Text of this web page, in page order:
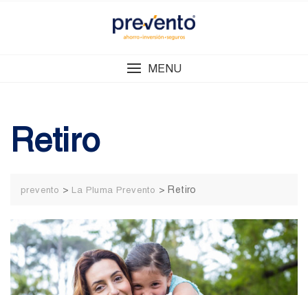
MENU
Retiro
prevento > La Pluma Prevento > Retiro